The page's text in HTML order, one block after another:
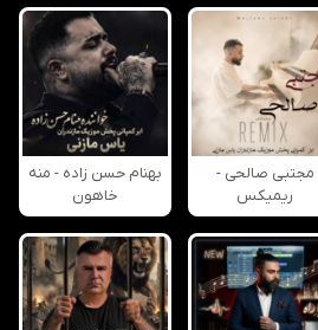
مجتبی صالحی -
ریمیکس
بهنام حسن زاده - منه
خاهون